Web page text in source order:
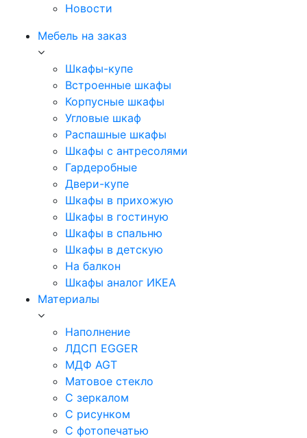
Новости
Мебель на заказ
Шкафы-купе
Встроенные шкафы
Корпусные шкафы
Угловые шкаф
Распашные шкафы
Шкафы с антресолями
Гардеробные
Двери-купе
Шкафы в прихожую
Шкафы в гостиную
Шкафы в спальню
Шкафы в детскую
На балкон
Шкафы аналог ИКЕА
Материалы
Наполнение
ЛДСП EGGER
МДФ AGT
Матовое стекло
С зеркалом
С рисунком
С фотопечатью